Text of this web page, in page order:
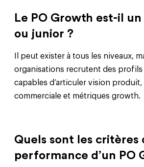
Le PO Growth est-il
ou junior ?
Il peut exister à tous les niveaux,
organisations recrutent des
capables d’articuler vision
commerciale et métriques growth.
Quels sont les critères
performance d’un PO